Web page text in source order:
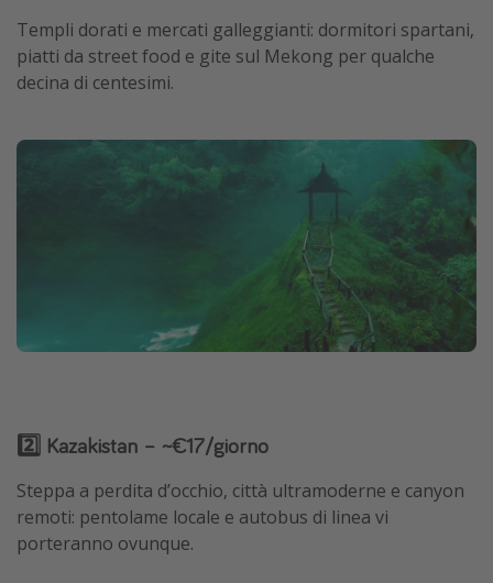
Templi dorati e mercati galleggianti: dormitori spartani,
piatti da street food e gite sul Mekong per qualche
decina di centesimi.
2️⃣ Kazakistan – ~€17/giorno
Steppa a perdita d’occhio, città ultramoderne e canyon
remoti: pentolame locale e autobus di linea vi
porteranno ovunque.